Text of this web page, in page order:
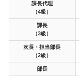
課長代理
（4級）
課長
（3級）
次長・担当部長
（2級）
部長